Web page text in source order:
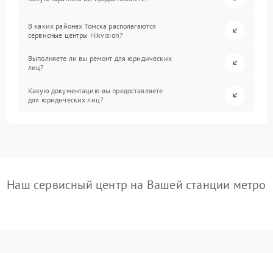
В каких районах Томска располагаются
сервисные центры Hikvision?
Выполняете ли вы ремонт для юридических
лиц?
Какую документацию вы предоставляете
для юридических лиц?
Наш сервисный центр на Вашей станции метро